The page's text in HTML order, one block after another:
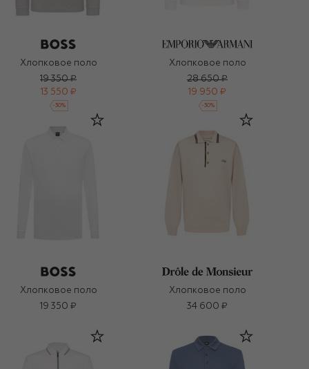
Хлопковое поло
19 350 ₽
13 550 ₽
-30%
Хлопковое поло
28 650 ₽
19 950 ₽
-30%
Хлопковое поло
19 350 ₽
Хлопковое поло
34 600 ₽